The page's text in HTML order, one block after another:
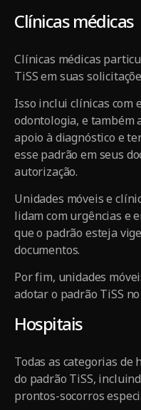
Clínicas médicas
Clínicas médicas
TiSS em suas
Isso inclui clínicas com
odontologia, e também
apoio à diagnóstico e
esse padrão em seus
autorização.
Unidades móveis e
lidam com urgências e
que o padrão esteja
documentos.
Por fim, unidades
adotar o padrão TiSS
Hospitais
Todas as categorias de
do padrão TiSS,
prontos-socorros